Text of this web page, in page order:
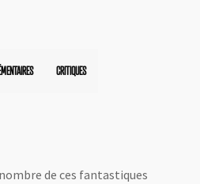
CRITIQUES
de ces fantastiques